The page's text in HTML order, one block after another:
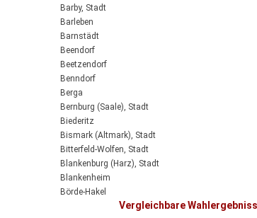
Barby, Stadt
Barleben
Barnstädt
Beendorf
Beetzendorf
Benndorf
Berga
Bernburg (Saale), Stadt
Biederitz
Bismark (Altmark), Stadt
Bitterfeld-Wolfen, Stadt
Blankenburg (Harz), Stadt
Blankenheim
Börde-Hakel
Vergleichbare